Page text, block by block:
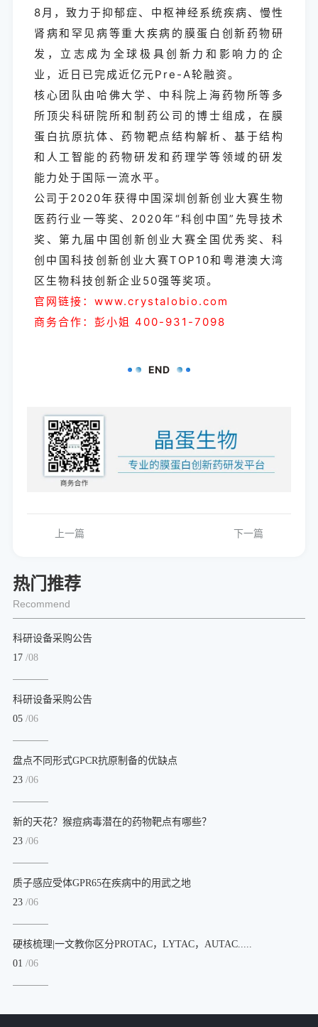
8月，致力于抑郁症、中枢神经系统疾病、慢性
肾病和罕见病等重大疾病的膜蛋白创新药物研
发，立志成为全球极具创新力和影响力的企
业，近日已完成近亿元Pre-A轮融资。
核心团队由哈佛大学、中科院上海药物所等多
所顶尖科研院所和制药公司的博士组成，在膜
蛋白抗原抗体、药物靶点结构解析、基于结构
和人工智能的药物研发和药理学等领域的研发
能力处于国际一流水平。
公司于2020年获得中国深圳创新创业大赛生物
医药行业一等奖、2020年“科创中国”先导技术
奖、第九届中国创新创业大赛全国优秀奖、科
创中国科技创新创业大赛TOP10和粤港澳大湾
区生物科技创新企业50强等奖项。
官网链接：www.crystalobio.com
商务合作：彭小姐 400-931-7098
END
上一篇 下一篇
热门推荐
Recommend
科研设备采购公告
17 /08
科研设备采购公告
05 /06
盘点不同形式GPCR抗原制备的优缺点
23 /06
新的天花？猴痘病毒潜在的药物靶点有哪些？
23 /06
质子感应受体GPR65在疾病中的用武之地
23 /06
硬核梳理|一文教你区分PROTAC，LYTAC，AUTAC.....
01 /06